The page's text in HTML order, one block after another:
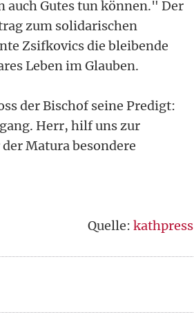
auch Gutes tun können." Der
zum solidarischen
Zsifkovics die bleibende
Leben im Glauben.
der Bischof seine Predigt:
Herr, hilf uns zur
Matura besondere
Quelle: kathpress